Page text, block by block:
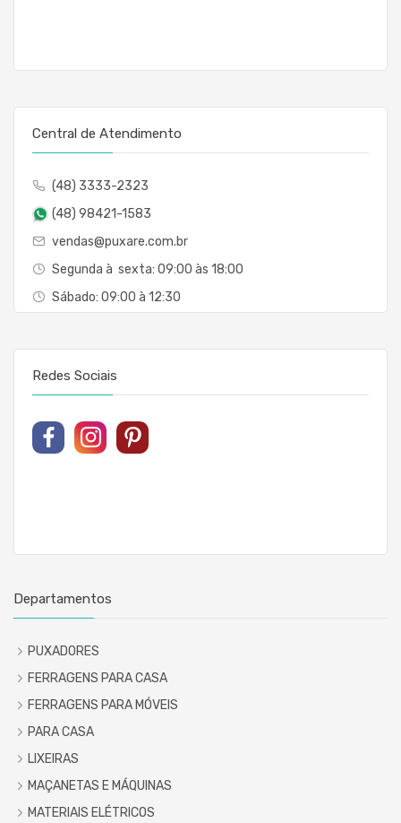
Central de Atendimento
(48) 3333-2323
(48) 98421-1583
vendas@puxare.com.br
Segunda à sexta: 09:00 às 18:00
Sábado: 09:00 à 12:30
Redes Sociais
Departamentos
PUXADORES
FERRAGENS PARA CASA
FERRAGENS PARA MÓVEIS
PARA CASA
LIXEIRAS
MAÇANETAS E MÁQUINAS
MATERIAIS ELÉTRICOS